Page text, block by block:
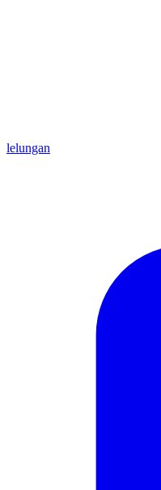
lelungan